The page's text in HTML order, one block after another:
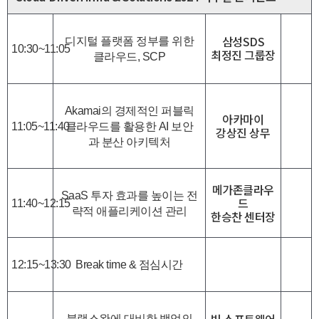
10:30~11:05
디지털 플랫폼 정부를 위한
클라우드, SCP
삼성SDS
최정진 그룹장
11:05~11:40
Akamai의 경제적인 퍼블릭
클라우드를 활용한 AI 보안
과 분산 아키텍처
아카마이
강상진 상무
11:40~12:15
SaaS 투자 효과를 높이는 전
략적 애플리케이션 관리
메가존클라우
드
한승찬 센터장
12:15~13:30 Break time & 점심시간